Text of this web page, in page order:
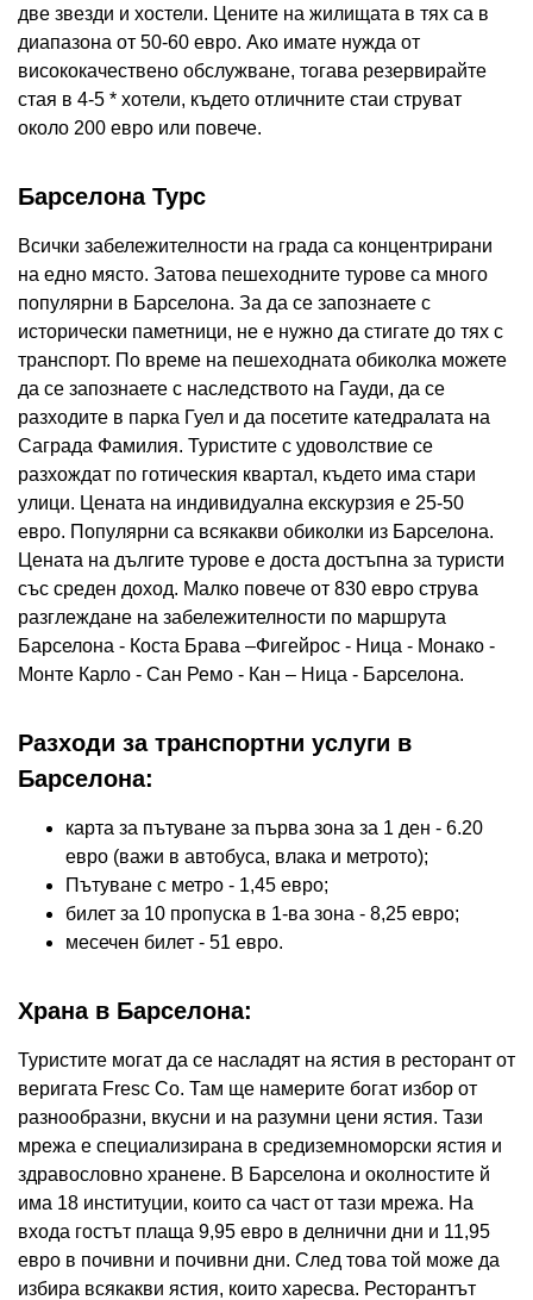
две звезди и хостели. Цените на жилищата в тях са в
диапазона от 50-60 евро. Ако имате нужда от
висококачествено обслужване, тогава резервирайте
стая в 4-5 * хотели, където отличните стаи струват
около 200 евро или повече.
Барселона Турс
Всички забележителности на града са концентрирани
на едно място. Затова пешеходните турове са много
популярни в Барселона. За да се запознаете с
исторически паметници, не е нужно да стигате до тях с
транспорт. По време на пешеходната обиколка можете
да се запознаете с наследството на Гауди, да се
разходите в парка Гуел и да посетите катедралата на
Саграда Фамилия. Туристите с удоволствие се
разхождат по готическия квартал, където има стари
улици. Цената на индивидуална екскурзия е 25-50
евро. Популярни са всякакви обиколки из Барселона.
Цената на дългите турове е доста достъпна за туристи
със среден доход. Малко повече от 830 евро струва
разглеждане на забележителности по маршрута
Барселона - Коста Брава –Фигейрос - Ница - Монако -
Монте Карло - Сан Ремо - Кан – Ница - Барселона.
Разходи за транспортни услуги в
Барселона:
карта за пътуване за първа зона за 1 ден - 6.20
евро (важи в автобуса, влака и метрото);
Пътуване с метро - 1,45 евро;
билет за 10 пропуска в 1-ва зона - 8,25 евро;
месечен билет - 51 евро.
Храна в Барселона:
Туристите могат да се насладят на ястия в ресторант от
веригата Fresc Co. Там ще намерите богат избор от
разнообразни, вкусни и на разумни цени ястия. Тази
мрежа е специализирана в средиземноморски ястия и
здравословно хранене. В Барселона и околностите й
има 18 институции, които са част от тази мрежа. На
входа гостът плаща 9,95 евро в делнични дни и 11,95
евро в почивни и почивни дни. След това той може да
избира всякакви ястия, които харесва. Ресторантът